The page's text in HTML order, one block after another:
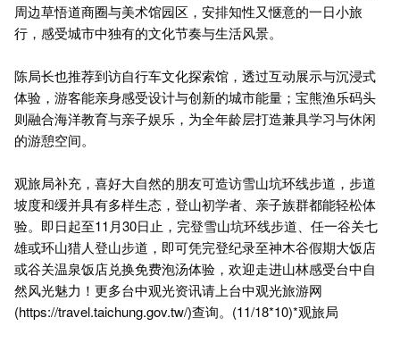
周边草悟道商圈与美术馆园区，安排知性又惬意的一日小旅
行，感受城市中独有的文化节奏与生活风景。
陈局长也推荐到访自行车文化探索馆，透过互动展示与沉浸式
体验，游客能亲身感受设计与创新的城市能量；宝熊渔乐码头
则融合海洋教育与亲子娱乐，为全年龄层打造兼具学习与休闲
的游憩空间。
观旅局补充，喜好大自然的朋友可造访雪山坑环线步道，步道
坡度和缓并具有多样生态，登山初学者、亲子族群都能轻松体
验。即日起至11月30日止，完登雪山坑环线步道、任一谷关七
雄或环山猎人登山步道，即可凭完登纪录至神木谷假期大饭店
或谷关温泉饭店兑换免费泡汤体验，欢迎走进山林感受台中自
然风光魅力！更多台中观光资讯请上台中观光旅游网
(https://travel.taichung.gov.tw/)查询。(11/18*10)*观旅局